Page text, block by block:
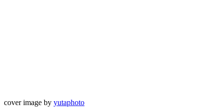
cover image by yutaphoto